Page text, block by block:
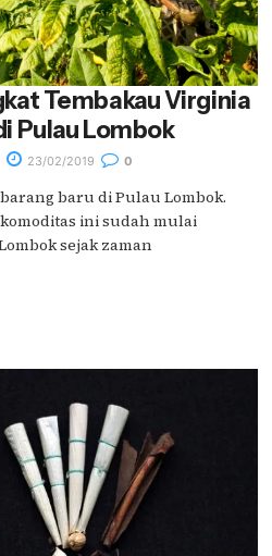
Tembakau Virginia
Pulau Lombok
23/02/2019 0
baru di Pulau Lombok.
ini sudah mulai
sejak zaman